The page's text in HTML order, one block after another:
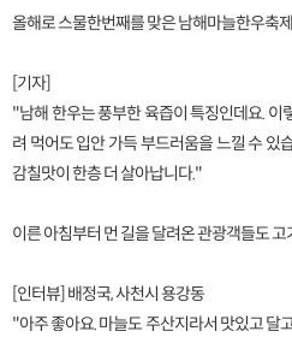
올해로 스물한번째를 맞은 남해마늘한우축
[기자]
"남해 한우는 풍부한 육즙이 특징인데요. 이
려 먹어도 입안 가득 부드러움을 느낄 수 있
감칠맛이 한층 더 살아납니다."
이른 아침부터 먼 길을 달려온 관광객들도
[인터뷰] 배정국, 사천시 용강동
"아주 좋아요. 마늘도 주산지라서 맛있고 달